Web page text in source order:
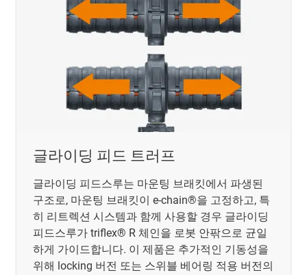
글라이딩 피드 트러프
글라이딩 피드스루는 마운팅 브래킷에서 파생된
구조로, 마운팅 브래킷이 e-chain®을 고정하고, 특
히 리트렉션 시스템과 함께 사용할 경우 글라이딩
피드스루가 triflex® R 체인을 로봇 안팎으로 균일
하게 가이드합니다. 이 제품은 추가적인 기동성을
위해 locking 버전 또는 스위블 베어링 적용 버전의